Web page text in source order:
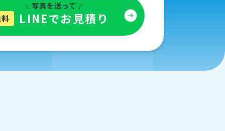
写真を送って
LINEでお見積り